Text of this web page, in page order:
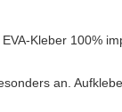
Kleber 100%
an.